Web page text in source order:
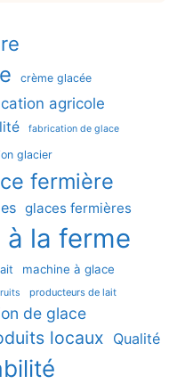
crème glacée
agricole
fabrication de glace
glacier
fermière
glaces fermières
à la ferme
machine à glace
producteurs de lait
de glace
locaux Qualité